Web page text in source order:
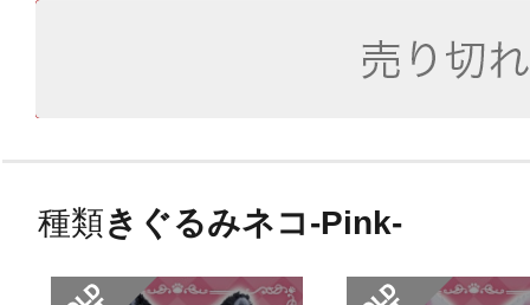
種類きぐるみネコ-Pink-